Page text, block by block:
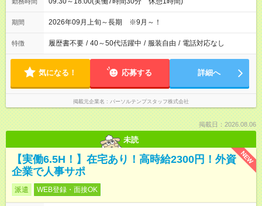
期間 2026年09月上旬～長期 ※9月～！
特徴 履歴書不要 / 40～50代活躍中 / 服装自由 / 電話対応なし
気になる！ 応募する 詳細へ
掲載元企業名 パーソルテンプスタッフ株式会社
掲載日：2026.08.06
未読
NEW
【実働6.5H！】在宅あり！高時給2300円！外資
企業で人事サポ
派遣 WEB登録・面接OK